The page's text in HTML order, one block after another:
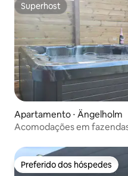
Superhost
Superhost
Apartamento ⋅ Ängelholm
Acomodações em
Preferido dos hóspedes
Preferido dos hóspedes